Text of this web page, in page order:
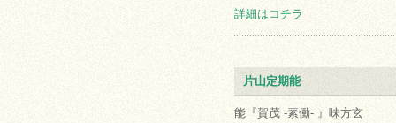
詳細はコチラ
片山定期能
能『賀茂 -素働- 』味方玄